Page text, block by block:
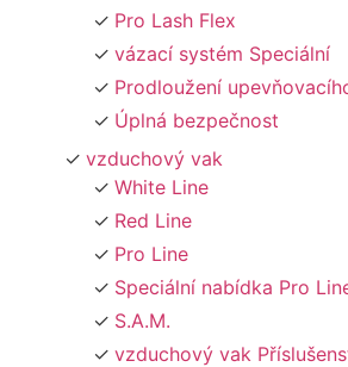
Pro Lash Flex
vázací systém Speciální
Prodloužení
Úplná bezpečnost
vzduchový vak
White Line
Red Line
Pro Line
Speciální nabídka Pro
S.A.M.
vzduchový vak